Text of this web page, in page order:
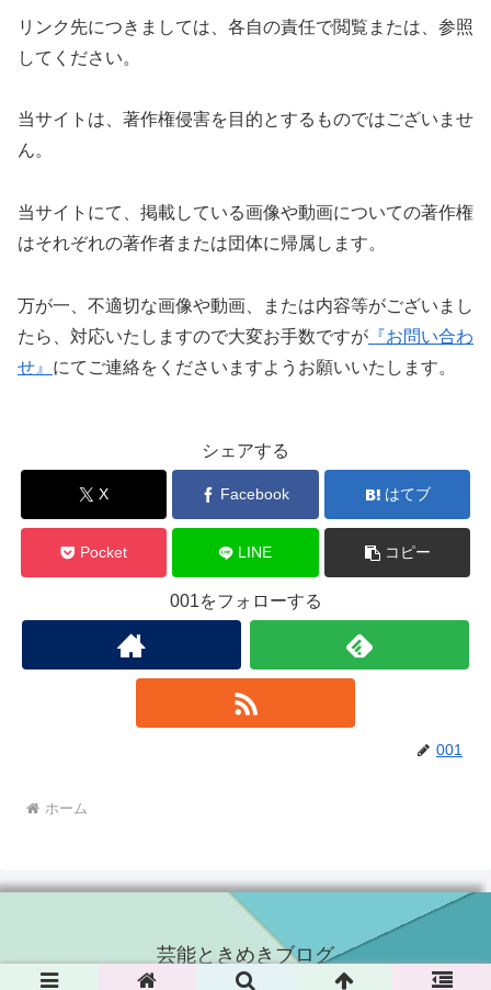
リンク先につきましては、各自の責任で閲覧または、参照
してください。
当サイトは、著作権侵害を目的とするものではございませ
ん。
当サイトにて、掲載している画像や動画についての著作権
はそれぞれの著作者または団体に帰属します。
万が一、不適切な画像や動画、または内容等がございまし
たら、対応いたしますので大変お手数ですが 『お問い合わ
せ』 にてご連絡をくださいますようお願いいたします。
シェアする
X Facebook はてブ
Pocket LINE コピー
001をフォローする
001
ホーム
芸能ときめきブログ